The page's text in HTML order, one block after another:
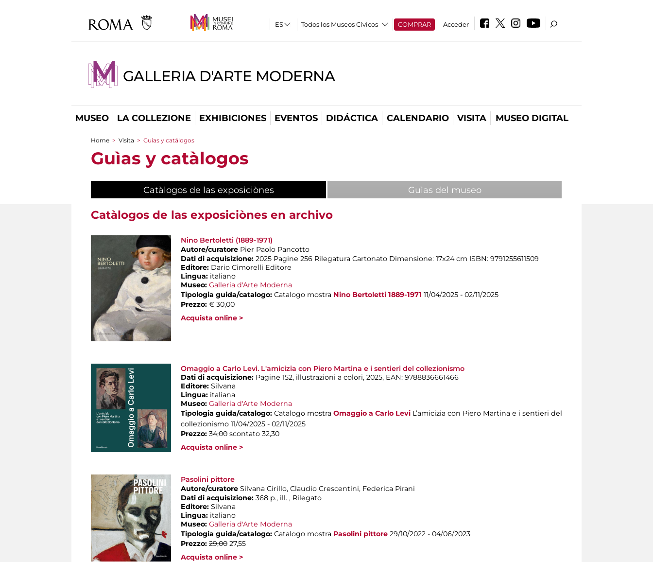
Todos los Museos Cívicos COMPRAR Acceder
GALLERIA D'ARTE MODERNA
MUSEO LA COLLEZIONE EXHIBICIONES EVENTOS DIDÁCTICA CALENDARIO VISITA MUSEO DIGITAL
You are here
Home > Visita > Guias y catálogos
Guìas y catàlogos
Catàlogos de las exposiciònes(active tab) Guìas del museo
Catàlogos de las exposiciònes en archivo
Nino Bertoletti (1889-1971)
Autore/curatore Pier Paolo Pancotto
Dati di acquisizione: 2025 Pagine 256 Rilegatura Cartonato Dimensione: 17x24 cm ISBN: 9791255611509
Editore: Dario Cimorelli Editore
Lingua: italiano
Museo: Galleria d'Arte Moderna
Tipologia guida/catalogo: Catalogo mostra Nino Bertoletti 1889-1971 11/04/2025 - 02/11/2025
Prezzo: € 30,00
Acquista online >
Omaggio a Carlo Levi. L'amicizia con Piero Martina e i sentieri del collezionismo
Dati di acquisizione: Pagine 152, illustrazioni a colori, 2025, EAN: 9788836661466
Editore: Silvana
Lingua: italiana
Museo: Galleria d'Arte Moderna
Tipologia guida/catalogo: Catalogo mostra Omaggio a Carlo Levi L’amicizia con Piero Martina e i sentieri del
collezionismo 11/04/2025 - 02/11/2025
Prezzo:34,00 scontato 32,30
Acquista online >
Pasolini pittore
Autore/curatore Silvana Cirillo, Claudio Crescentini, Federica Pirani
Dati di acquisizione: 368 p., ill. , Rilegato
Editore: Silvana
Lingua: italiano
Museo: Galleria d'Arte Moderna
Tipologia guida/catalogo: Catalogo mostra Pasolini pittore 29/10/2022 - 04/06/2023
Prezzo:29,00 27,55
Acquista online >